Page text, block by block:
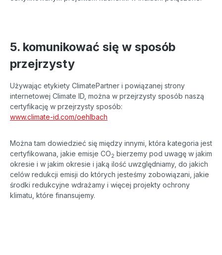
5. komunikować się w sposób
przejrzysty
Używając etykiety ClimatePartner i powiązanej strony
internetowej Climate ID, można w przejrzysty sposób naszą
certyfikację w przejrzysty sposób:
www.climate-id.com/oehlbach
Można tam dowiedzieć się między innymi, która kategoria jest
certyfikowana, jakie emisje CO2 bierzemy pod uwagę w jakim
okresie i w jakim okresie i jaką ilość uwzględniamy, do jakich
celów redukcji emisji do których jesteśmy zobowiązani, jakie
środki redukcyjne wdrażamy i więcej projekty ochrony
klimatu, które finansujemy.